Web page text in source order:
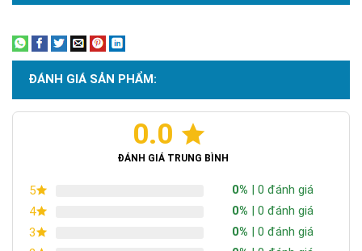
ĐÁNH GIÁ SẢN PHẨM:
0.0
ĐÁNH GIÁ TRUNG BÌNH
5 0% | 0 đánh giá
4
0% | 0 đánh giá
3
0% | 0 đánh giá